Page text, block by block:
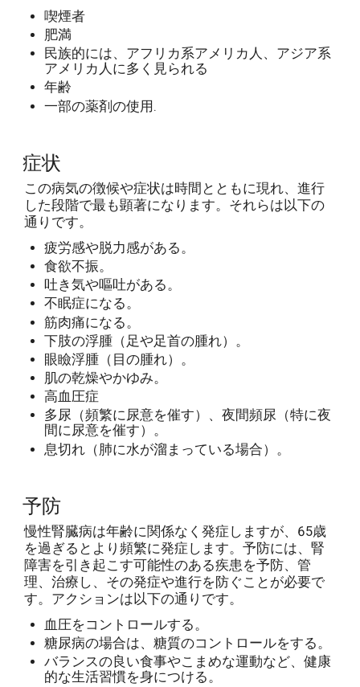
喫煙者
肥満
民族的には、アフリカ系アメリカ人、アジア系
アメリカ人に多く見られる
年齢
一部の薬剤の使用.
症状
この病気の徴候や症状は時間とともに現れ、進行
した段階で最も顕著になります。それらは以下の
通りです。
疲労感や脱力感がある。
食欲不振。
吐き気や嘔吐がある。
不眠症になる。
筋肉痛になる。
下肢の浮腫（足や足首の腫れ）。
眼瞼浮腫（目の腫れ）。
肌の乾燥やかゆみ。
高血圧症
多尿（頻繁に尿意を催す）、夜間頻尿（特に夜
間に尿意を催す）。
息切れ（肺に水が溜まっている場合）。
予防
慢性腎臓病は年齢に関係なく発症しますが、65歳
を過ぎるとより頻繁に発症します。予防には、腎
障害を引き起こす可能性のある疾患を予防、管
理、治療し、その発症や進行を防ぐことが必要で
す。アクションは以下の通りです。
血圧をコントロールする。
糖尿病の場合は、糖質のコントロールをする。
バランスの良い食事やこまめな運動など、健康
的な生活習慣を身につける。